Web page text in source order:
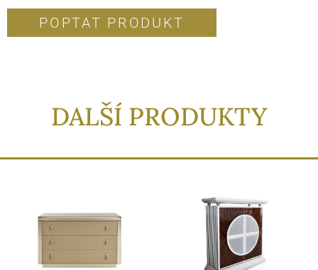
POPTAT PRODUKT
DALŠÍ PRODUKTY